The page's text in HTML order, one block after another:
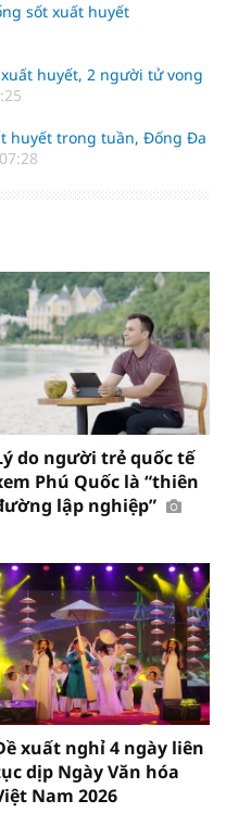
sốt xuất huyết
huyết, 2 người tử vong
huyết trong tuần, Đống Đa
do người trẻ quốc tế
Phú Quốc là “thiên
lập nghiệp”
xuất nghỉ 4 ngày liên
dịp Ngày Văn hóa
Nam 2026